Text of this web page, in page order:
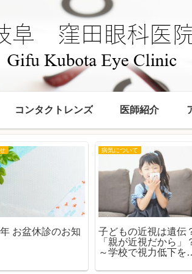
コンタクトレンズ 医師紹介
お盆休診のお知
病気について
子どもの近視は遺伝
「親が近視だから」
～学校で視力低下を